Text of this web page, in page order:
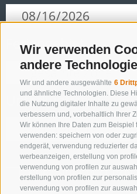
Wir verwenden
andere
Wir und andere ausgewählte 6
und ähnliche Technologien. Diese
die Nutzung digitaler Inhalte zu
verbessern und, vorbehaltlich Ihrer
Wir können Ihre Daten zum Beispiel
verwenden: speichern von oder
endgerät, verwendung reduzierter
werbeanzeigen, erstellung von
verwendung von profilen zur
erstellung von profilen zur
verwendung von profilen zur
Feriengebiet
Unterkunftstyp
NUR ONLINE BUCHBARE